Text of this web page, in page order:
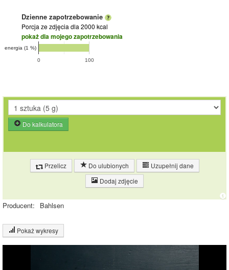
Dzienne zapotrzebowanie
Porcja ze zdjęcia dla 2000 kcal
pokaż dla mojego zapotrzebowania
0 100
energia (1 %)
Do kalkulatora
Przelicz Do ulubionych
Uzupełnij dane
Dodaj zdjęcie
Producent: Bahlsen
Pokaż wykresy
Wykres składu produktu